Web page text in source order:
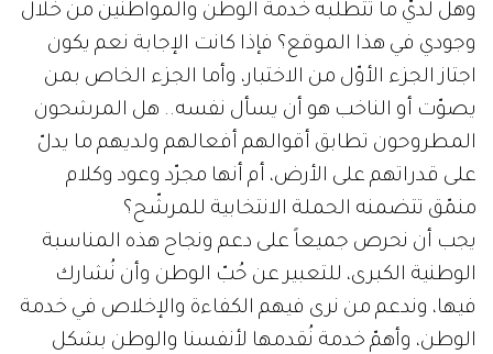
وهل لديّ ما تتطلبه خدمة الوطن والمواطنين من خلال
وجودي في هذا الموقع؟ فإذا كانت الإجابة نعم يكون
اجتاز الجزء الأوّل من الاختبار، وأما الجزء الخاص بمن
يصوّت أو الناخب هو أن يسأل نفسه.. هل المرشحون
المطروحون تطابق أقوالهم أفعالهم ولديهم ما يدلّ
على قدراتهم على الأرض، أم أنها مجرّد وعود وكلام
منمّق تتضمنه الحملة الانتخابية للمرشّح؟
يجب أن نحرص جميعاً على دعم ونجاح هذه المناسبة
الوطنية الكبرى، للتعبير عن حُبّ الوطن وأن نُشارك
فيها، وندعم من نرى فيهم الكفاءة والإخلاص في خدمة
الوطن، وأهمّ خدمة نُقدمها لأنفسنا والوطن بشكل